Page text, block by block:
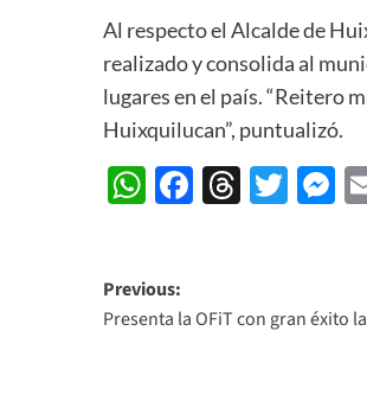
Al respecto el Alcalde de
realizado y consolida al
lugares en el país. “Reitero
Huixquilucan”, puntualizó.
WhatsApp
Facebook
Post
navigation
Previous:
Presenta la OFiT con gran éxito